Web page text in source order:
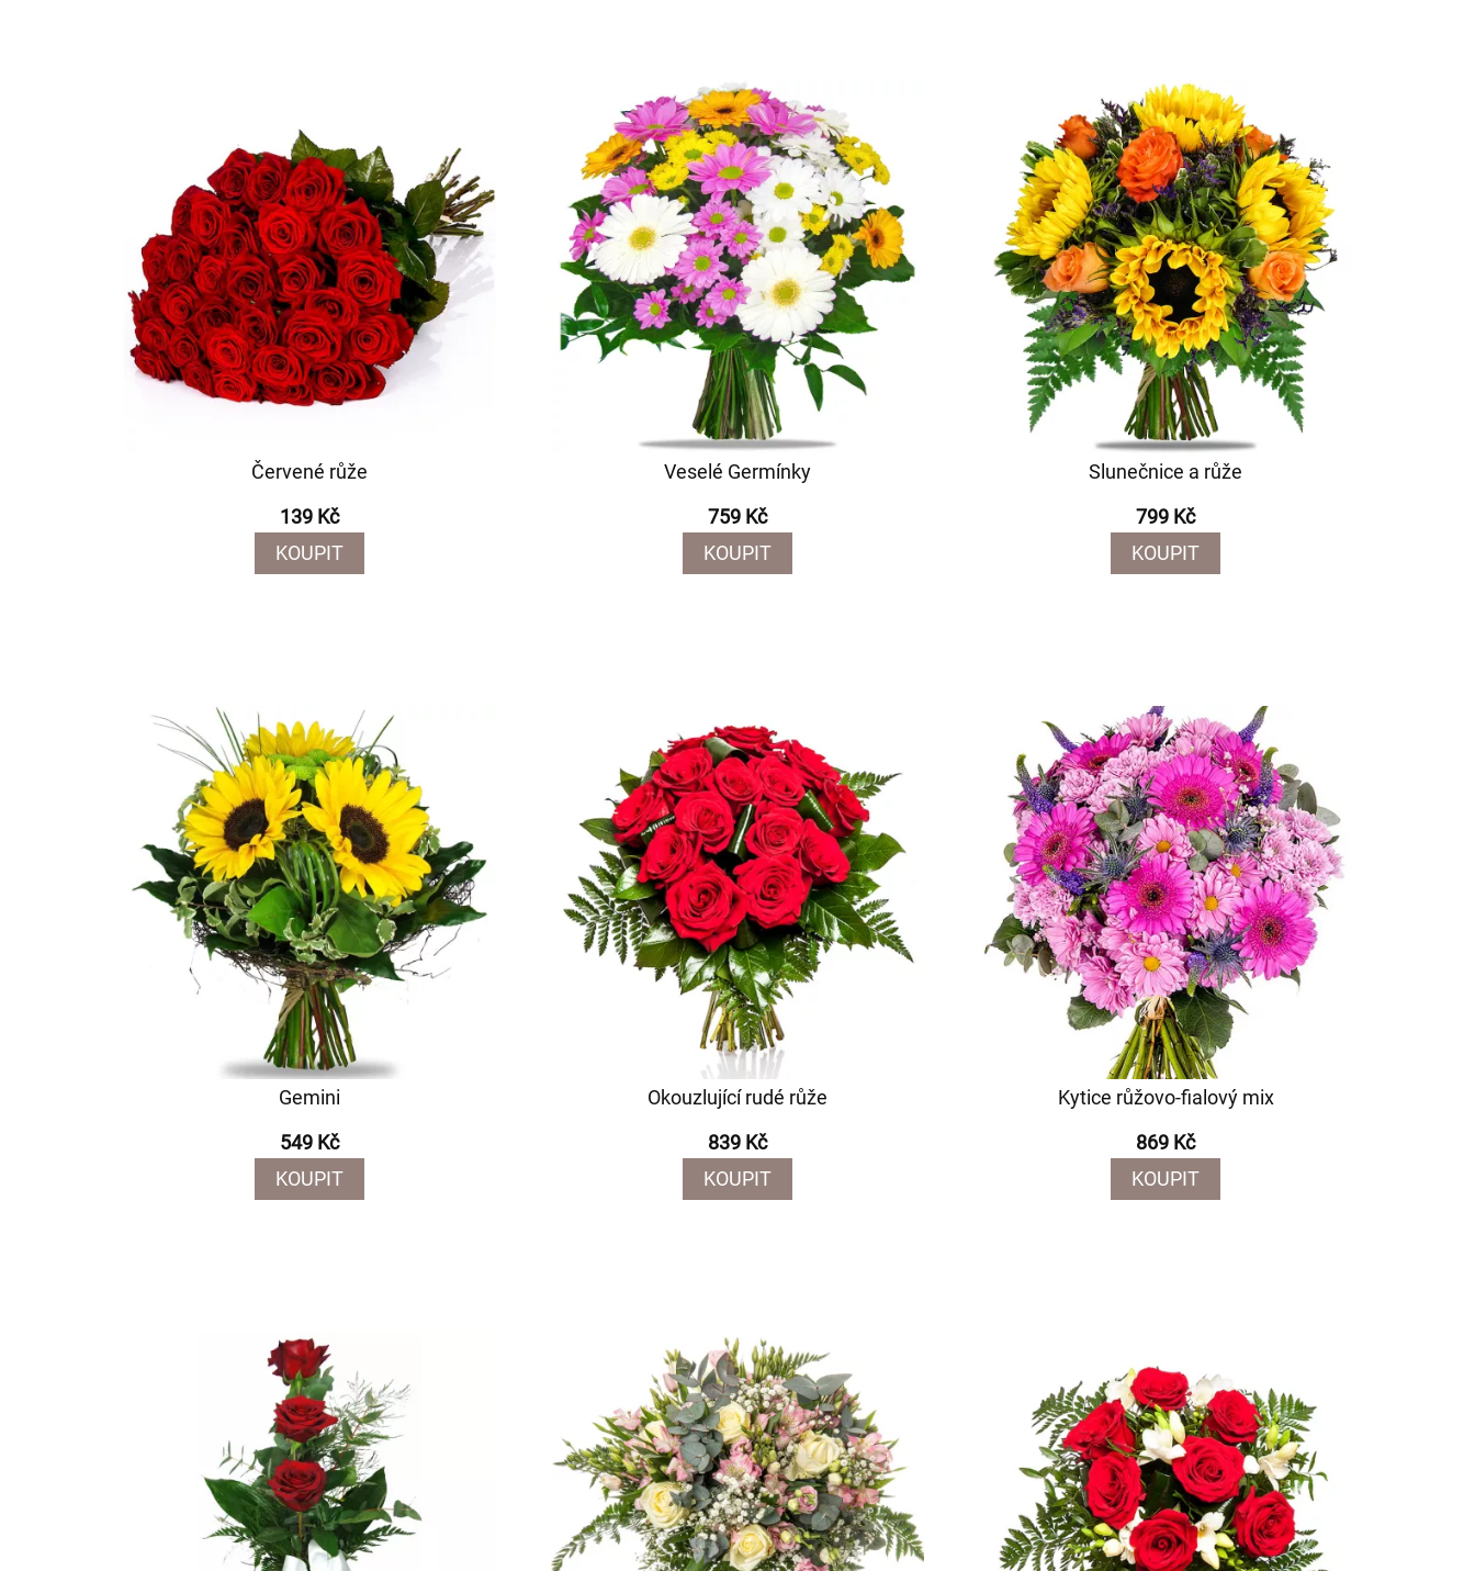
Červené růže
139 Kč
KOUPIT
Veselé Germínky
759 Kč
KOUPIT
Slunečnice a růže
799 Kč
KOUPIT
Gemini
549 Kč
KOUPIT
Okouzlující rudé růže
839 Kč
KOUPIT
Kytice růžovo-fialový mix
869 Kč
KOUPIT